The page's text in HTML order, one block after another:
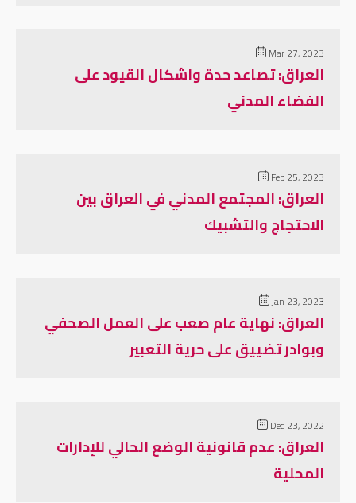
Mar 27, 2023
العراق: تصاعد حدة واشكال القيود على
الفضاء المدني
Feb 25, 2023
العراق: المجتمع المدني في العراق بين
الاحتجاج والتشبيك
Jan 23, 2023
العراق: نهاية عام صعب على العمل الصحفي
وبوادر تضييق على حرية التعبير
Dec 23, 2022
العراق: عدم قانونية الوضع الحالي للإدارات
المحلية